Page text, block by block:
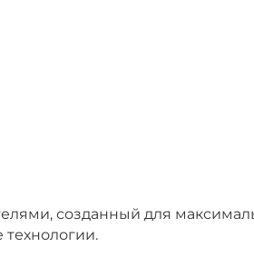
созданный для